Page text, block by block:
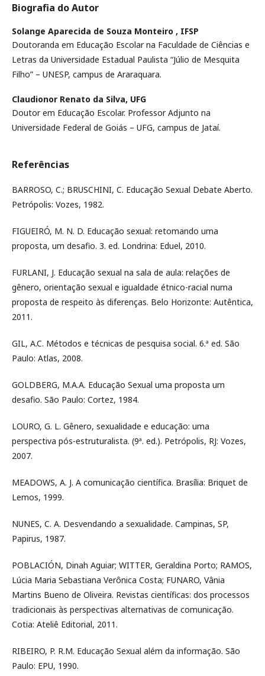
Biografia do Autor
Solange Aparecida de Souza Monteiro , IFSP
Doutoranda em Educação Escolar na Faculdade de Ciências e
Letras da Universidade Estadual Paulista “Júlio de Mesquita
Filho” – UNESP, campus de Araraquara.
Claudionor Renato da Silva, UFG
Doutor em Educação Escolar. Professor Adjunto na
Universidade Federal de Goiás – UFG, campus de Jataí.
Referências
BARROSO, C.; BRUSCHINI, C. Educação Sexual Debate Aberto.
Petrópolis: Vozes, 1982.
FIGUEIRÓ, M. N. D. Educação sexual: retomando uma
proposta, um desafio. 3. ed. Londrina: Eduel, 2010.
FURLANI, J. Educação sexual na sala de aula: relações de
gênero, orientação sexual e igualdade étnico-racial numa
proposta de respeito às diferenças. Belo Horizonte: Autêntica,
2011.
GIL, A.C. Métodos e técnicas de pesquisa social. 6.ª ed. São
Paulo: Atlas, 2008.
GOLDBERG, M.A.A. Educação Sexual uma proposta um
desafio. São Paulo: Cortez, 1984.
LOURO, G. L. Gênero, sexualidade e educação: uma
perspectiva pós-estruturalista. (9ª. ed.). Petrópolis, RJ: Vozes,
2007.
MEADOWS, A. J. A comunicação científica. Brasília: Briquet de
Lemos, 1999.
NUNES, C. A. Desvendando a sexualidade. Campinas, SP,
Papirus, 1987.
POBLACIÓN, Dinah Aguiar; WITTER, Geraldina Porto; RAMOS,
Lúcia Maria Sebastiana Verônica Costa; FUNARO, Vânia
Martins Bueno de Oliveira. Revistas científicas: dos processos
tradicionais às perspectivas alternativas de comunicação.
Cotia: Ateliê Editorial, 2011.
RIBEIRO, P. R.M. Educação Sexual além da informação. São
Paulo: EPU, 1990.